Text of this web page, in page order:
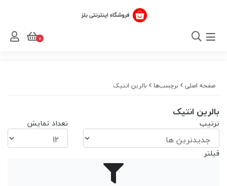
صفحه اصلی برچسب‌ها بالرین انتیک
بالرین انتیک
ترتیب تعداد نمایش
فیلتر
0